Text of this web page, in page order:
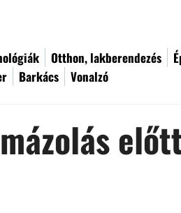
Otthon, lakberendezés
Barkács Vonalzó